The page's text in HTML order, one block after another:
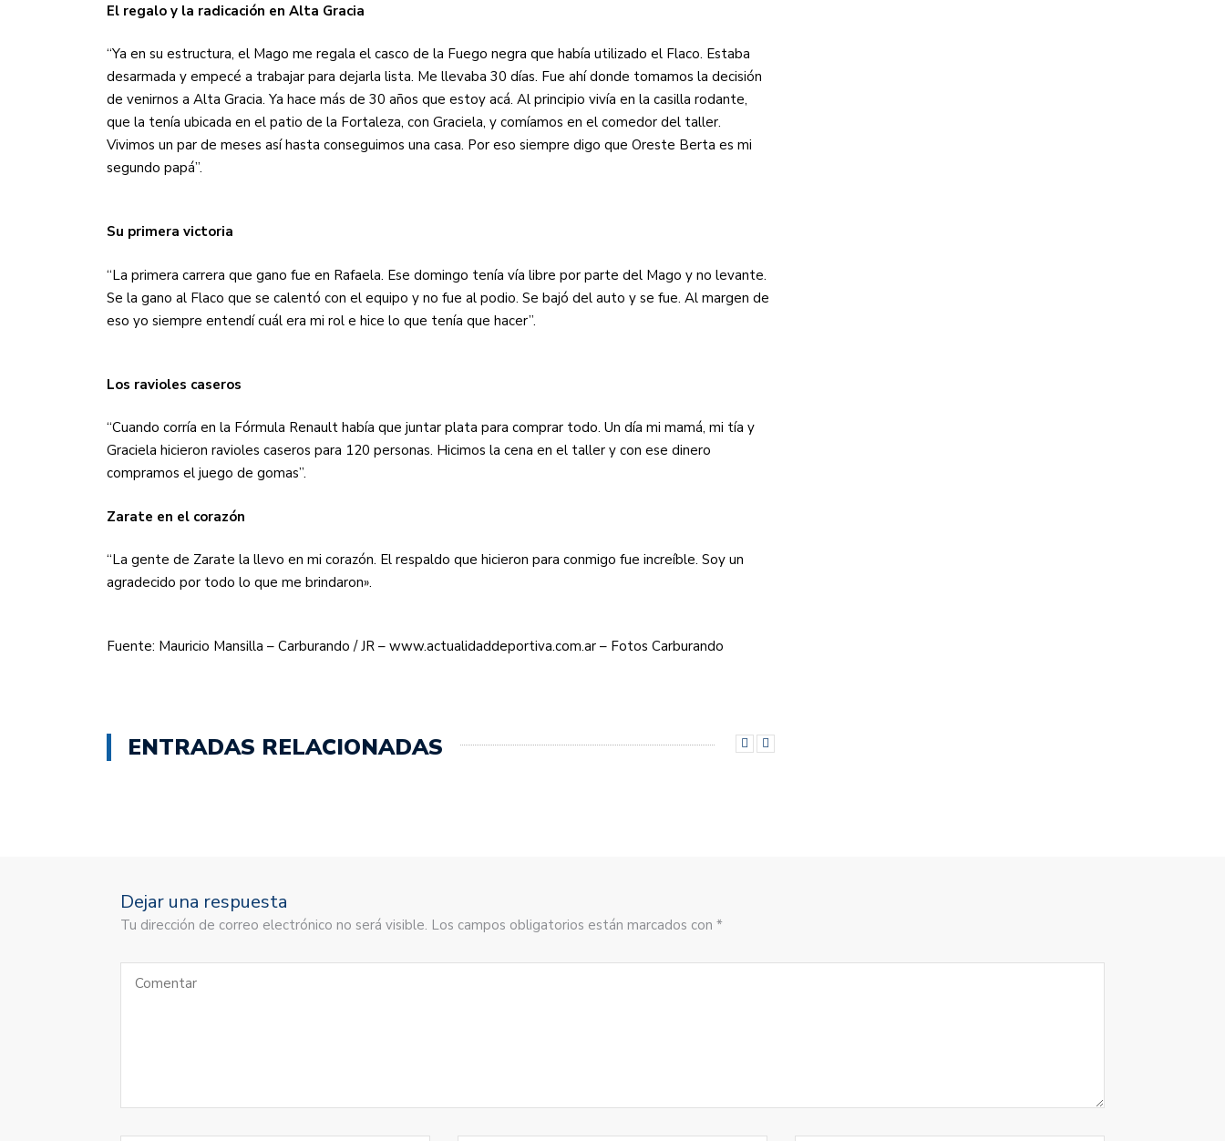
El regalo y la radicación en Alta Gracia
“Ya en su estructura, el Mago me regala el casco de la Fuego negra que había utilizado el Flaco. Estaba
desarmada y empecé a trabajar para dejarla lista. Me llevaba 30 días. Fue ahí donde tomamos la decisión
de venirnos a Alta Gracia. Ya hace más de 30 años que estoy acá. Al principio vivía en la casilla rodante,
que la tenía ubicada en el patio de la Fortaleza, con Graciela, y comíamos en el comedor del taller.
Vivimos un par de meses así hasta conseguimos una casa. Por eso siempre digo que Oreste Berta es mi
segundo papá”.
Su primera victoria
“La primera carrera que gano fue en Rafaela. Ese domingo tenía vía libre por parte del Mago y no levante.
Se la gano al Flaco que se calentó con el equipo y no fue al podio. Se bajó del auto y se fue. Al margen de
eso yo siempre entendí cuál era mi rol e hice lo que tenía que hacer”.
Los ravioles caseros
“Cuando corría en la Fórmula Renault había que juntar plata para comprar todo. Un día mi mamá, mi tía y
Graciela hicieron ravioles caseros para 120 personas. Hicimos la cena en el taller y con ese dinero
compramos el juego de gomas”.
Zarate en el corazón
“La gente de Zarate la llevo en mi corazón. El respaldo que hicieron para conmigo fue increíble. Soy un
agradecido por todo lo que me brindaron».
Fuente: Mauricio Mansilla – Carburando / JR – www.actualidaddeportiva.com.ar – Fotos Carburando
ENTRADAS RELACIONADAS
Dejar una respuesta
Tu dirección de correo electrónico no será visible. Los campos obligatorios están marcados con *